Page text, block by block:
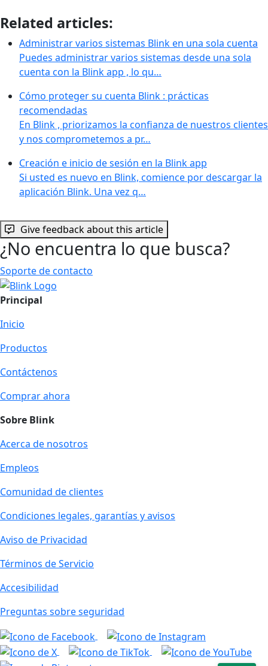
Related articles:
Administrar varios sistemas Blink en una sola cuenta
Puedes administrar varios sistemas desde una sola
cuenta con la Blink app , lo qu…
Cómo proteger su cuenta Blink : prácticas
recomendadas
En Blink , priorizamos la confianza de nuestros clientes
y nos comprometemos a pr…
Creación e inicio de sesión en la Blink app
Si usted es nuevo en Blink, comience por descargar la
aplicación Blink. Una vez q…
Give feedback about this article
¿No encuentra lo que busca?
Soporte de contacto
Principal
Inicio
Productos
Contáctenos
Comprar ahora
Sobre Blink
Acerca de nosotros
Empleos
Comunidad de clientes
Condiciones legales, garantías y avisos
Aviso de Privacidad
Términos de Servicio
Accesibilidad
Preguntas sobre seguridad